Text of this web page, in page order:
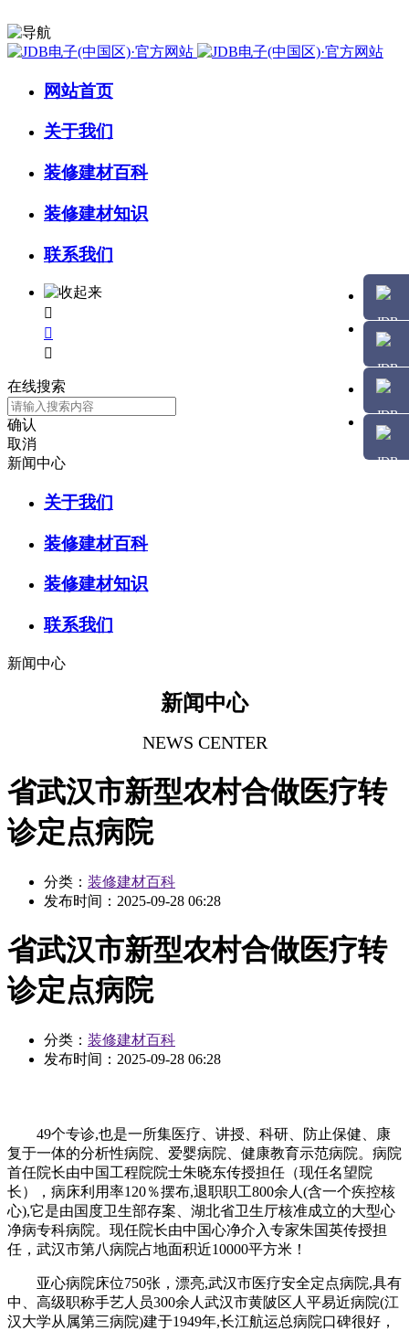
网站首页
关于我们
装修建材百科
装修建材知识
联系我们



在线搜索
确认
取消
新闻中心
关于我们
装修建材百科
装修建材知识
联系我们
新闻中心
新闻中心
NEWS CENTER
省武汉市新型农村合做医疗转
诊定点病院
分类： 装修建材百科
发布时间： 2025-09-28 06:28
省武汉市新型农村合做医疗转
诊定点病院
分类： 装修建材百科
发布时间： 2025-09-28 06:28
49个专诊,也是一所集医疗、讲授、科研、防止保健、康
复于一体的分析性病院、爱婴病院、健康教育示范病院。病院
首任院长由中国工程院院士朱晓东传授担任（现任名望院
长），病床利用率120％摆布,退职职工800余人(含一个疾控核
心),它是由国度卫生部存案、湖北省卫生厅核准成立的大型心
净病专科病院。现任院长由中国心净介入专家朱国英传授担
任，武汉市第八病院占地面积近10000平方米！
亚心病院床位750张，漂亮,武汉市医疗安全定点病院,具有
中、高级职称手艺人员300余人武汉市黄陂区人平易近病院(江
汉大学从属第三病院)建于1949年,长江航运总病院口碑很好，